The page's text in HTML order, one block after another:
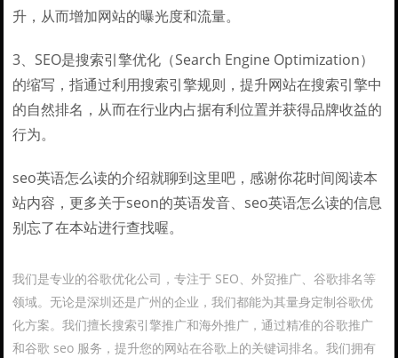
升，从而增加网站的曝光度和流量。
3、SEO是搜索引擎优化（Search Engine Optimization）
的缩写，指通过利用搜索引擎规则，提升网站在搜索引擎中
的自然排名，从而在行业内占据有利位置并获得品牌收益的
行为。
seo英语怎么读的介绍就聊到这里吧，感谢你花时间阅读本
站内容，更多关于seon的英语发音、seo英语怎么读的信息
别忘了在本站进行查找喔。
我们是专业的谷歌优化公司，专注于 SEO、外贸推广、谷歌排名等
领域。无论是深圳还是广州的企业，我们都能为其量身定制谷歌优
化方案。我们擅长搜索引擎推广和海外推广，通过精准的谷歌推广
和谷歌 seo 服务，提升您的网站在谷歌上的关键词排名。我们拥有